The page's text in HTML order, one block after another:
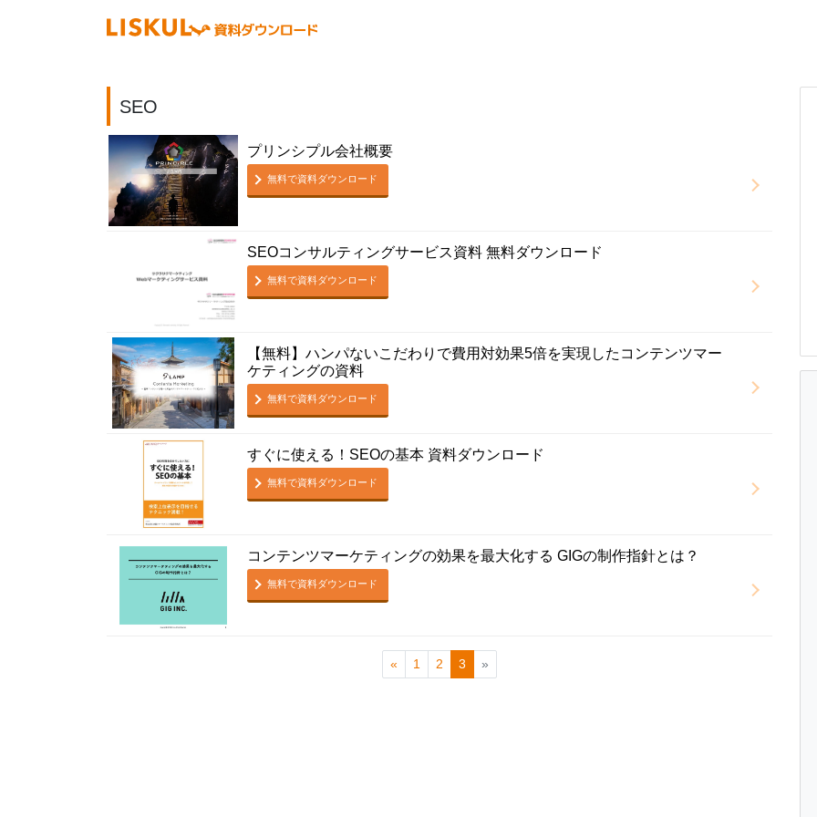
SEO
プリンシプル会社概要
無料で資料ダウンロード
SEOコンサルティングサービス資料 無料ダウンロード
無料で資料ダウンロード
【無料】ハンパないこだわりで費用対効果5倍を実現したコンテンツマー
ケティングの資料
無料で資料ダウンロード
すぐに使える！SEOの基本 資料ダウンロード
無料で資料ダウンロード
コンテンツマーケティングの効果を最大化する GIGの制作指針とは？
無料で資料ダウンロード
« 1 2 3 »